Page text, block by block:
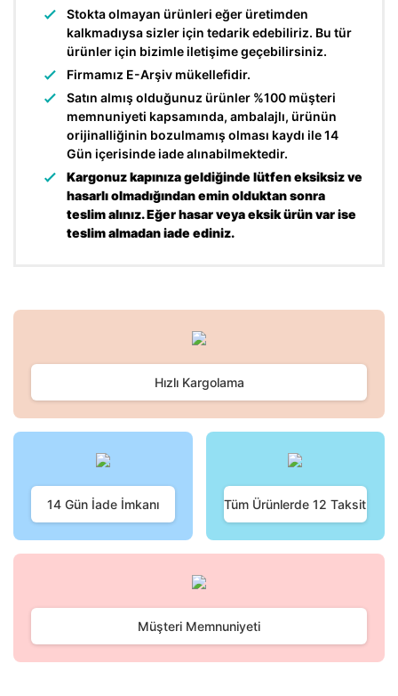
Stokta olmayan ürünleri eğer üretimden
kalkmadıysa sizler için tedarik edebiliriz. Bu tür
ürünler için bizimle iletişime geçebilirsiniz.
Firmamız E-Arşiv mükellefidir.
Satın almış olduğunuz ürünler %100 müşteri
memnuniyeti kapsamında, ambalajlı, ürünün
orijinalliğinin bozulmamış olması kaydı ile 14
Gün içerisinde iade alınabilmektedir.
Kargonuz kapınıza geldiğinde lütfen eksiksiz ve
hasarlı olmadığından emin olduktan sonra
teslim alınız. Eğer hasar veya eksik ürün var ise
teslim almadan iade ediniz.
Bu ürüne ilk yorumu siz yapın!
Yorum Yaz
kullanarak tarafımıza iletebilirsiniz.
Ürün resmi kalitesiz, bozuk veya görüntülenemiyor.
Bu ürüne benzer farklı alternatifler olmalı.
Gönder
Hızlı Kargolama
14 Gün İade İmkanı Tüm Ürünlerde 12 Taksit
Müşteri Memnuniyeti